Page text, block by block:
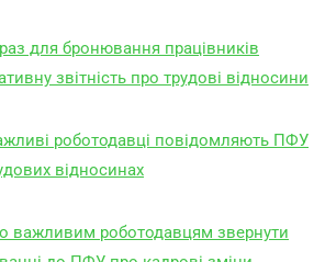
для бронювання працівників
звітність про трудові відносини
роботодавці повідомляють ПФУ
відносинах
важливим роботодавцям звернути